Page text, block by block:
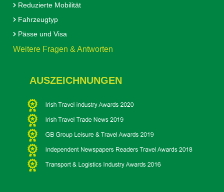
Reduzierte Mobilität
Fahrzeugtyp
Pässe und Visa
Weitere Fragen & Antworten
AUSZEICHNUNGEN